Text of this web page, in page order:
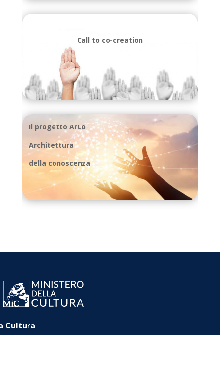
Call to co-creation
Il progetto ArCo
Architettura
della conoscenza
Cultura